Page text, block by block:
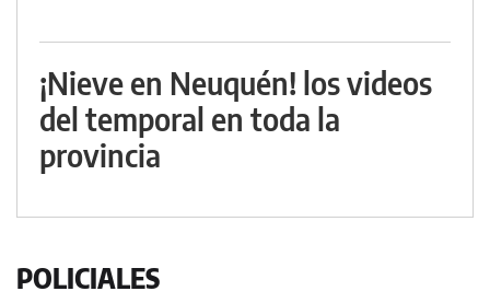
¡Nieve en Neuquén! los videos
del temporal en toda la
provincia
POLICIALES